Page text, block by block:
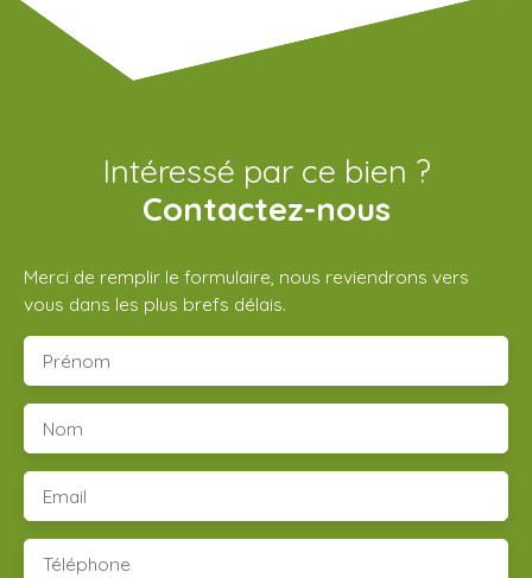
Intéressé par ce bien ?
Contactez-nous
Merci de remplir le formulaire, nous reviendrons vers
vous dans les plus brefs délais.
Prénom
Nom
Email
Téléphone